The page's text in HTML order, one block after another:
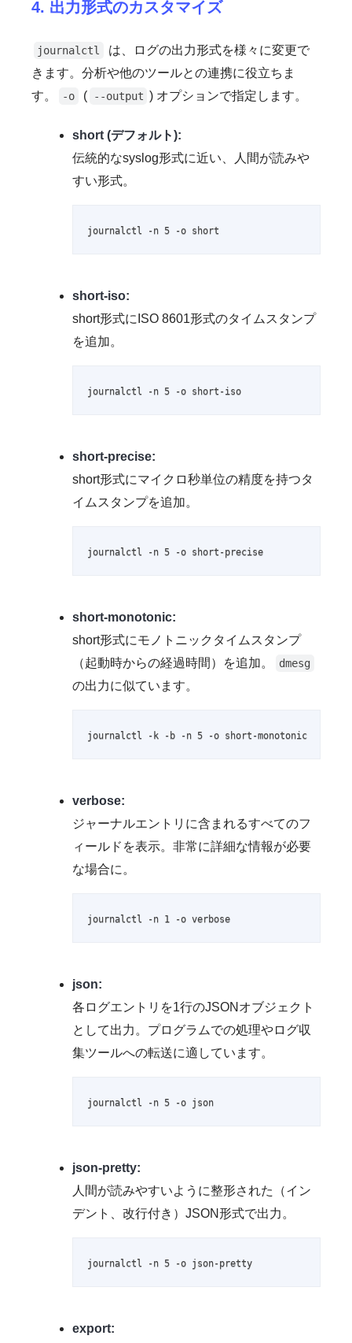
4. 出力形式のカスタマイズ
journalctl
は、ログの出力形式を様々に変更で
きます。分析や他のツールとの連携に役立ちま
す。
-o ( --output ) オプションで指定します。
short (デフォルト):
伝統的なsyslog形式に近い、人間が読みや
すい形式。
journalctl -n 5 -o short
short-iso:
short形式にISO 8601形式のタイムスタンプ
を追加。
journalctl -n 5 -o short-iso
short-precise:
short形式にマイクロ秒単位の精度を持つタ
イムスタンプを追加。
journalctl -n 5 -o short-precise
short-monotonic:
short形式にモノトニックタイムスタンプ
（起動時からの経過時間）を追加。
dmesg
の出力に似ています。
journalctl -k -b -n 5 -o short-monotonic
verbose:
ジャーナルエントリに含まれるすべてのフ
ィールドを表示。非常に詳細な情報が必要
な場合に。
journalctl -n 1 -o verbose
json:
各ログエントリを1行のJSONオブジェクト
として出力。プログラムでの処理やログ収
集ツールへの転送に適しています。
journalctl -n 5 -o json
json-pretty:
人間が読みやすいように整形された（イン
デント、改行付き）JSON形式で出力。
journalctl -n 5 -o json-pretty
export: